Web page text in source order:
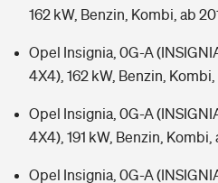
162 kW, Benzin, Kombi, ab
Opel Insignia, 0G-A
4X4), 162 kW, Benzin,
Opel Insignia, 0G-A
4X4), 191 kW, Benzin, Kombi,
Opel Insignia, 0G-A